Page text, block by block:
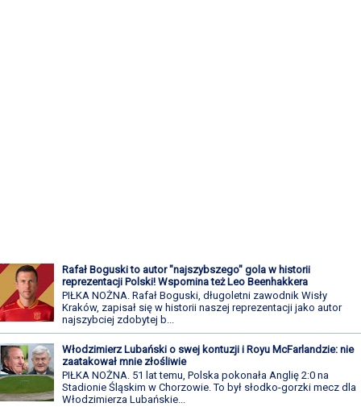
Rafał Boguski to autor "najszybszego" gola w historii
reprezentacji Polski! Wspomina też Leo Beenhakkera
PIŁKA NOŻNA. Rafał Boguski, długoletni zawodnik Wisły
Kraków, zapisał się w historii naszej reprezentacji jako autor
najszybciej zdobytej b...
Włodzimierz Lubański o swej kontuzji i Royu McFarlandzie: nie
zaatakował mnie złośliwie
PIŁKA NOŻNA. 51 lat temu, Polska pokonała Anglię 2:0 na
Stadionie Śląskim w Chorzowie. To był słodko-gorzki mecz dla
Włodzimierza Lubańskie...